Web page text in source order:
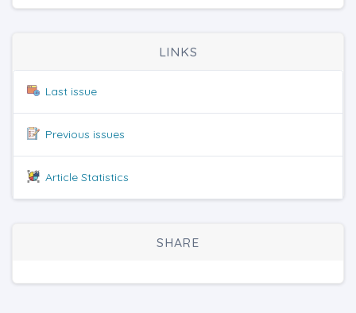
LINKS
Last issue
Previous issues
Article Statistics
SHARE